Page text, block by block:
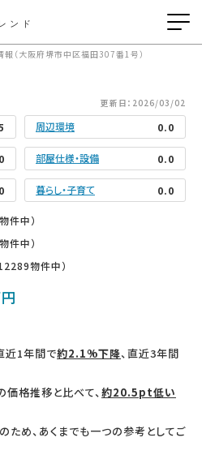
ンド
報（大阪府堺市中区福田307番1号）
更新日：2026/03/02
周辺環境 0.0
部屋仕様・設備 0.0
暮らし・子育て 0.0
件中）
件中）
12289物件中）
近1年間で約2.1%下降、直近3年間
格推移と比べて、約20.5pt低い
め、あくまでも一つの参考としてご